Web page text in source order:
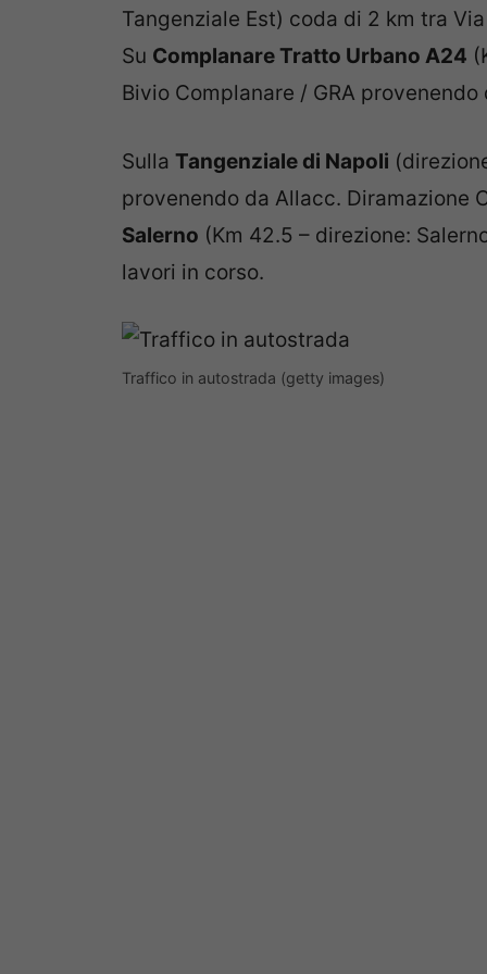
Tangenziale Est) coda di 2 km tra
Su Complanare Tratto Urbano A24
Bivio Complanare / GRA
Sulla Tangenziale di Napoli
provenendo da Allacc. Diramazione
Salerno (Km 42.5 – direzione:
lavori in corso.
Traffico in autostrada (getty images)